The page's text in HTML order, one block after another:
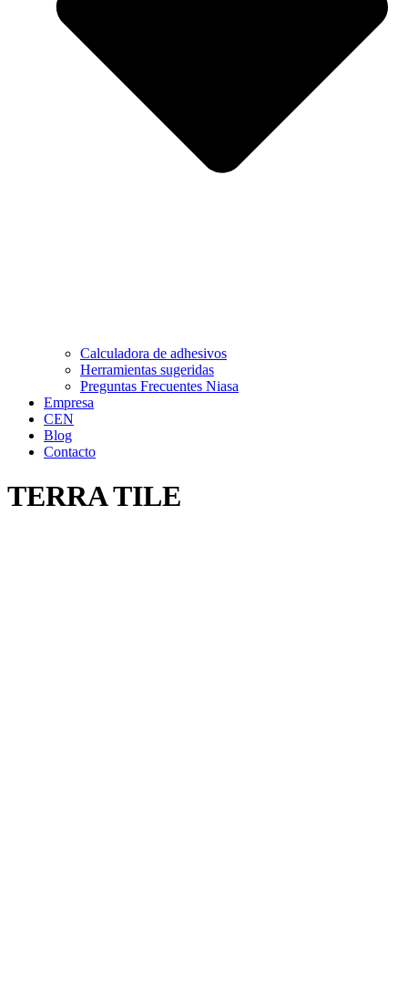
Calculadora de adhesivos
Herramientas sugeridas
Preguntas Frecuentes Niasa
Empresa
CEN
Blog
Contacto
TERRA TILE